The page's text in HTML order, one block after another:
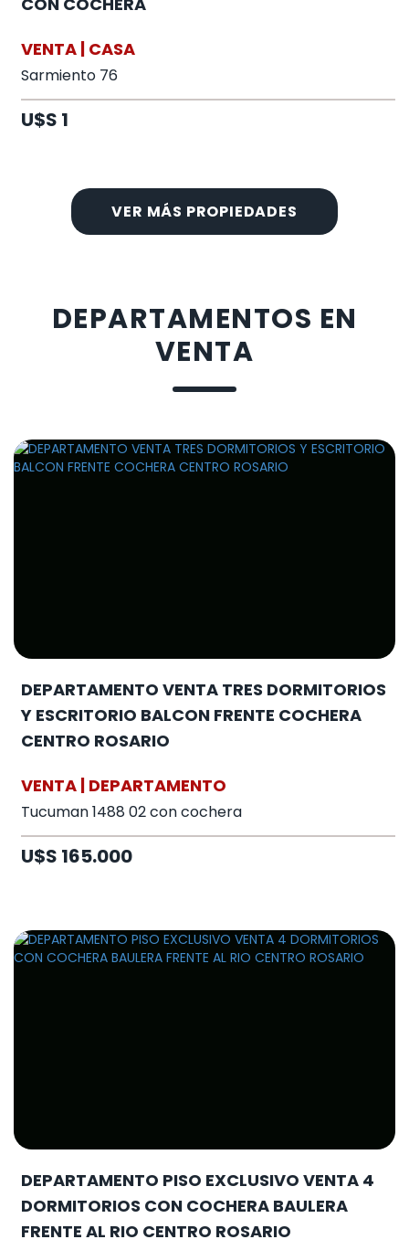
VENTA | CASA
Sarmiento 76
U$S 1
VER MÁS PROPIEDADES
DEPARTAMENTOS EN
VENTA
DEPARTAMENTO VENTA TRES DORMITORIOS
Y ESCRITORIO BALCON FRENTE COCHERA
CENTRO ROSARIO
VENTA | DEPARTAMENTO
Tucuman 1488 02 con cochera
U$S 165.000
DEPARTAMENTO PISO EXCLUSIVO VENTA 4
DORMITORIOS CON COCHERA BAULERA
FRENTE AL RIO CENTRO ROSARIO